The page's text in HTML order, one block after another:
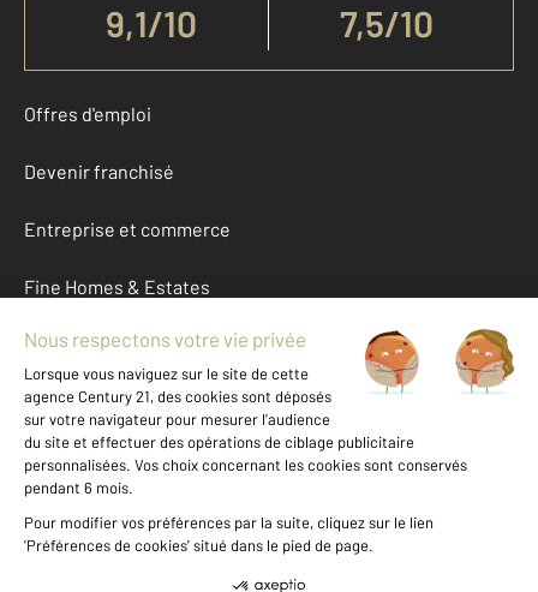
9,1/10 7,5/10
Offres d'emploi
Devenir franchisé
Entreprise et commerce
Fine Homes & Estates
À propos
International
Nous contacter